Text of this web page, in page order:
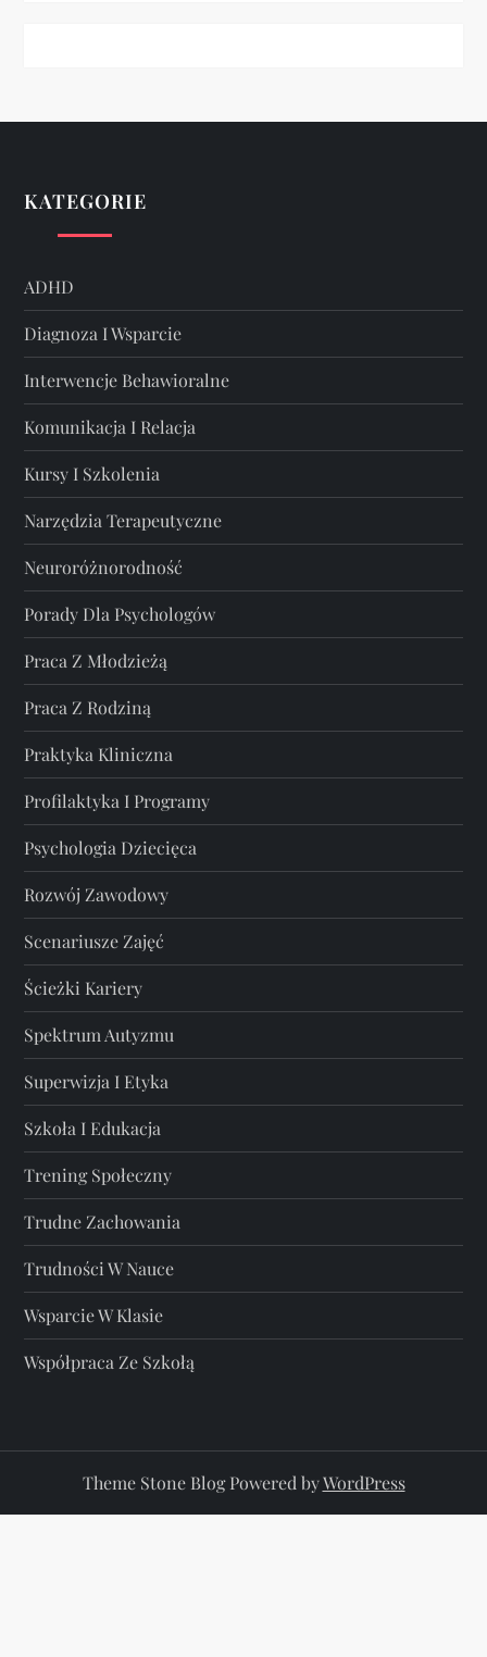
KATEGORIE
ADHD
Diagnoza I Wsparcie
Interwencje Behawioralne
Komunikacja I Relacja
Kursy I Szkolenia
Narzędzia Terapeutyczne
Neuroróżnorodność
Porady Dla Psychologów
Praca Z Młodzieżą
Praca Z Rodziną
Praktyka Kliniczna
Profilaktyka I Programy
Psychologia Dziecięca
Rozwój Zawodowy
Scenariusze Zajęć
Ścieżki Kariery
Spektrum Autyzmu
Superwizja I Etyka
Szkoła I Edukacja
Trening Społeczny
Trudne Zachowania
Trudności W Nauce
Wsparcie W Klasie
Współpraca Ze Szkołą
Theme Stone Blog Powered byWordPress